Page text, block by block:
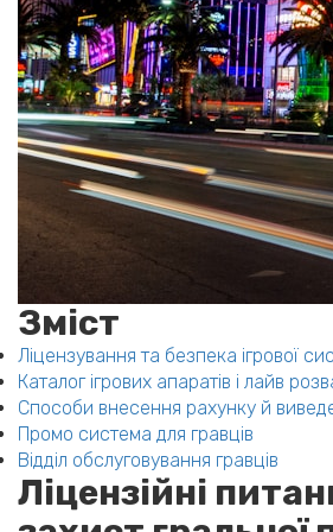
Зміст
Ліцензування та безпека ігрової
Каталог ігрових апаратів і лайв
Способи внесення рахунку й
Промо система для гравців
Відділ обслуговування гравців
Ліцензійні